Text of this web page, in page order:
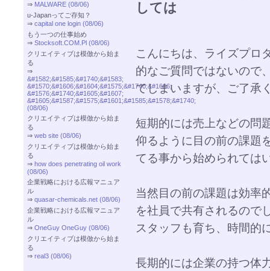
⇒ MALWARE (08/06)
u-Japanってご存知？
⇒ capital one login (08/06)
もう一つの仕事始め
⇒ Stocksoft.COM.Pl (08/06)
クリエイティブは模倣から始ま
る
⇒
&#1582;&#1585;&#1740;&#1583;
&#1570;&#1606;&#1604;&#1575;&#1740;&#1606;
&#1576;&#1740;&#1605;&#1607;
&#1605;&#1587;&#1575;&#1601;&#1585;&#1578;&#1740;
(08/06)
クリエイティブは模倣から始ま
る
⇒ web site (08/06)
クリエイティブは模倣から始ま
る
⇒ how does penetrating oil work
(08/06)
企業戦略における広報マニュア
ル
⇒ quasar-chemicals.net (08/06)
企業戦略における広報マニュア
ル
⇒ OneGuy OneGuy (08/06)
クリエイティブは模倣から始ま
る
⇒ real3 (08/06)
しては
こんにちは、ライズプロ
的なご質問ではないので
てしまいますが、ご了承
短期的には売上などの問
仰るように目の前の課題
てる事から始められては
当然目の前の課題は効率
を社員で共有されるので
スタッフも育ち、時間的
長期的には企業の持つ体